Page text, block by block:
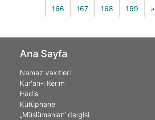
166 167 168 169 »
Ana Sayfa
Namaz vakıtleri
Kur'an-ı Kerim
Hadis
Kütüphane
„Müslümanlar” dergisi